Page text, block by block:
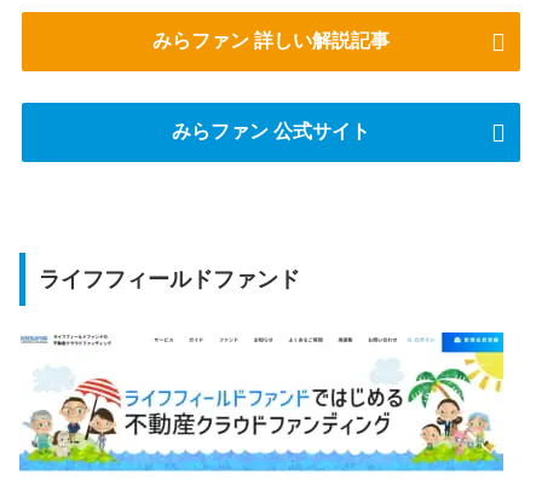
みらファン 詳しい解説記事
みらファン 公式サイト
ライフフィールドファンド